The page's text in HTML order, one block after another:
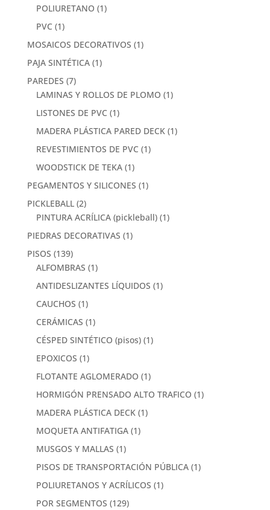
POLIURETANO (1)
PVC (1)
MOSAICOS DECORATIVOS (1)
PAJA SINTÉTICA (1)
PAREDES (7)
LAMINAS Y ROLLOS DE PLOMO (1)
LISTONES DE PVC (1)
MADERA PLÁSTICA PARED DECK (1)
REVESTIMIENTOS DE PVC (1)
WOODSTICK DE TEKA (1)
PEGAMENTOS Y SILICONES (1)
PICKLEBALL (2)
PINTURA ACRÍLICA (pickleball) (1)
PIEDRAS DECORATIVAS (1)
PISOS (139)
ALFOMBRAS (1)
ANTIDESLIZANTES LÍQUIDOS (1)
CAUCHOS (1)
CERÁMICAS (1)
CÉSPED SINTÉTICO (pisos) (1)
EPOXICOS (1)
FLOTANTE AGLOMERADO (1)
HORMIGÓN PRENSADO ALTO TRAFICO (1)
MADERA PLÁSTICA DECK (1)
MOQUETA ANTIFATIGA (1)
MUSGOS Y MALLAS (1)
PISOS DE TRANSPORTACIÓN PÚBLICA (1)
POLIURETANOS Y ACRÍLICOS (1)
POR SEGMENTOS (129)